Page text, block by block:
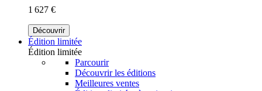
1 627 €
Découvrir
Édition limitée
Édition limitée
Parcourir
Découvrir les éditions
Meilleures ventes